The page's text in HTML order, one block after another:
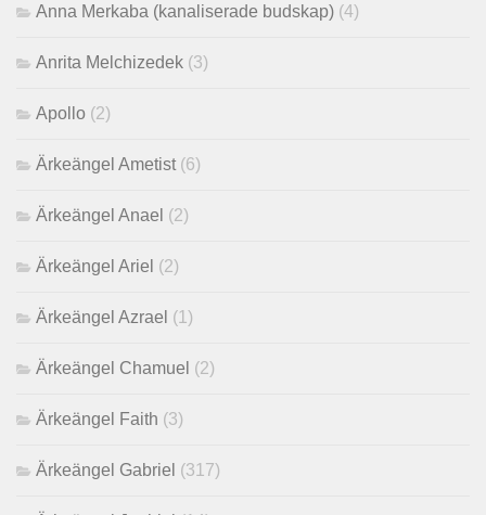
Anna Merkaba (kanaliserade budskap) (4)
Anrita Melchizedek (3)
Apollo (2)
Ärkeängel Ametist (6)
Ärkeängel Anael (2)
Ärkeängel Ariel (2)
Ärkeängel Azrael (1)
Ärkeängel Chamuel (2)
Ärkeängel Faith (3)
Ärkeängel Gabriel (317)